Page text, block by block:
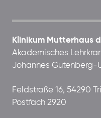
Klinikum Mutterhaus
Akademisches
Johannes Gutenberg-
Feldstraße 16, 54290
Postfach 2920